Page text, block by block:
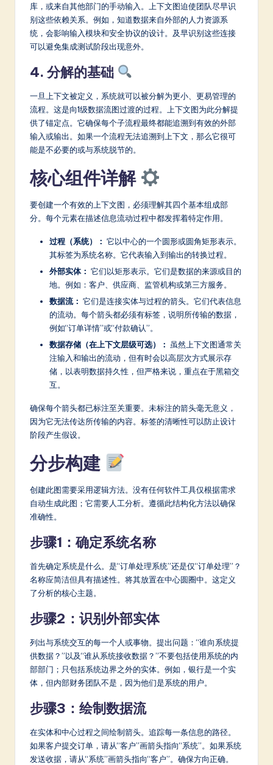
库，或来自其他部门的手动输入。上下文图迫使团队尽早识
别这些依赖关系。例如，知道数据来自外部的人力资源系
统，会影响输入模块和安全协议的设计。及早识别这些连接
可以避免集成测试阶段出现意外。
4. 分解的基础
一旦上下文被定义，系统就可以被分解为更小、更易管理的
流程。这是向1级数据流图过渡的过程。上下文图为此分解提
供了锚定点。它确保每个子流程最终都能追溯到有效的外部
输入或输出。如果一个流程无法追溯到上下文，那么它很可
能是不必要的或与系统脱节的。
核心组件详解
要创建一个有效的上下文图，必须理解其四个基本组成部
分。每个元素在描述信息流动过程中都发挥着特定作用。
过程（系统）： 它以中心的一个圆形或圆角矩形表示。
其标签为系统名称。它代表输入到输出的转换过程。
外部实体： 它们以矩形表示。它们是数据的来源或目的
地。例如：客户、供应商、监管机构或第三方服务。
数据流： 它们是连接实体与过程的箭头。它们代表信息
的流动。每个箭头都必须有标签，说明所传输的数据，
例如“订单详情”或“付款确认”。
数据存储（在上下文层级可选）： 虽然上下文图通常关
注输入和输出的流动，但有时会以高层次方式展示存
储，以表明数据持久性，但严格来说，重点在于黑箱交
互。
确保每个箭头都已标注至关重要。未标注的箭头毫无意义，
因为它无法传达所传输的内容。标签的清晰性可以防止设计
阶段产生假设。
分步构建
创建此图需要采用逻辑方法。没有任何软件工具仅根据需求
自动生成此图；它需要人工分析。遵循此结构化方法以确保
准确性。
步骤1：确定系统名称
首先确定系统是什么。是“订单处理系统”还是仅“订单处理”？
名称应简洁但具有描述性。将其放置在中心圆圈中。这定义
了分析的核心主题。
步骤2：识别外部实体
列出与系统交互的每一个人或事物。提出问题：“谁向系统提
供数据？”以及“谁从系统接收数据？”不要包括使用系统的内
部部门；只包括系统边界之外的实体。例如，银行是一个实
体，但内部财务团队不是，因为他们是系统的用户。
步骤3：绘制数据流
在实体和中心过程之间绘制箭头。追踪每一条信息的路径。
如果客户提交订单，请从“客户”画箭头指向“系统”。如果系统
发送收据，请从“系统”画箭头指向“客户”。确保方向正确。